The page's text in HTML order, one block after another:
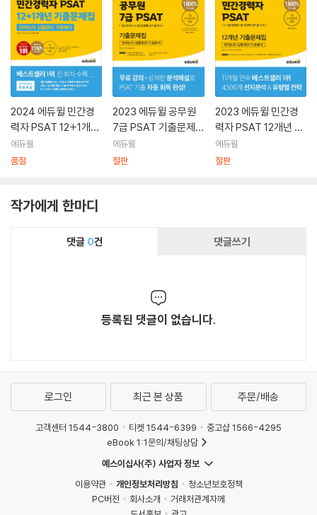
2024 에듀윌 민간경
력자 PSAT 12+1개년
기출문제집 언어논리,
상황판단, 자료해석
에듀윌
품절
2023 에듀윌 공무원
7급 PSAT 기출문제
집
에듀윌
절판
2023 에듀윌 민간경
력자 PSAT 12개년 기
출문제집
에듀윌
절판
작가에게 한마디
댓글 0건 댓글쓰기
등록된 댓글이 없습니다.
로그인 최근 본 상품 주문/배송
고객센터 1544-3800 티켓 1544-6399
중고샵 1566-4295
eBook 1:1문의/채팅상담
예스이십사(주) 사업자 정보
이용약관
개인정보처리방침
청소년보호정책
PC버전
회사소개
거래처관계자께